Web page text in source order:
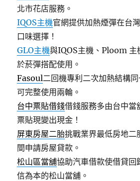
北市花店服務。
IQOS主機官網提供加熱煙彈在台
口味選擇！
GLO主機與IQOS主機、Ploom 主
於菸彈搭配使用。
Fasoul二回機專利二次加熱結構
可完整使用兩輪。
台中票貼借錢借錢服務多由台中當
票貼現變出現金！
屏東房屋二胎挑戰業界最低房地二
間申請房屋貸款。
松山區當舖協助汽車借款使借貸回
信為本的松山當舖。